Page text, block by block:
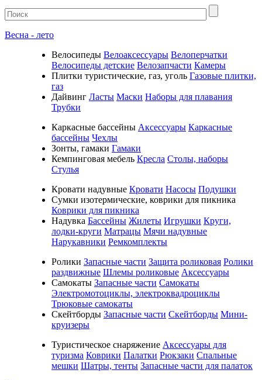
Весна - лето
Велосипеды Велоаксессуары Велоперчатки
Велосипеды детские Велозапчасти Камеры
Плитки туристические, газ, уголь Газовые плитки,
газ
Дайвинг Ласты Маски Наборы для плавания
Трубки
Каркасные бассейны Аксессуары Каркасные
бассейны Чехлы
Зонты, гамаки Гамаки
Кемпинговая мебель Кресла Столы, наборы
Стулья
Кровати надувные Кровати Насосы Подушки
Cумки изотермические, коврики для пикника
Коврики для пикника
Надувка Бассейны Жилеты Игрушки Круги,
лодки-круги Матрацы Мячи надувные
Нарукавники Ремкомплекты
Ролики Запасные части Защита роликовая Ролики
раздвижные Шлемы роликовые Аксессуары
Самокаты Запасные части Самокаты
Электромотоциклы, электроквадроциклы
Трюковые самокаты
Скейтборды Запасные части Скейтборды Мини-
круизеры
Туристическое снаряжение Аксессуары для
туризма Коврики Палатки Рюкзаки Спальные
мешки Шатры, тенты Запасные части для палаток